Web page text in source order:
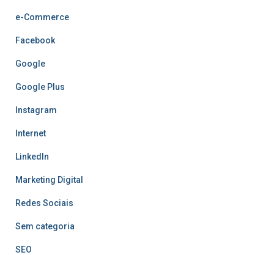
e-Commerce
Facebook
Google
Google Plus
Instagram
Internet
LinkedIn
Marketing Digital
Redes Sociais
Sem categoria
SEO